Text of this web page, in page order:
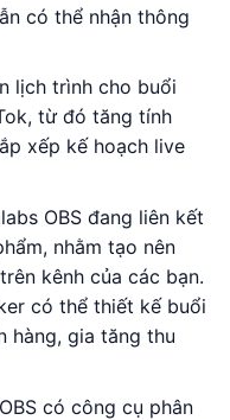
có thể nhận thông
lịch trình cho buổi
từ đó tăng tính
xếp kế hoạch live
OBS đang liên kết
nhằm tạo nên
kênh của các bạn.
có thể thiết kế buổi
hàng, gia tăng thu
có công cụ phân